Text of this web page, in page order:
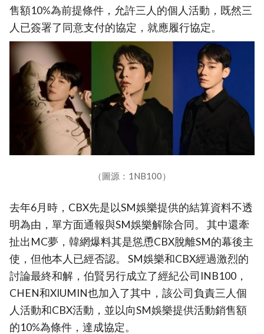
售額10%為前提條件，允許三人的個人活動，既然三
人已簽署了同意支付的協定，就應履行協定。
（圖源：1NB100）
去年6月時，CBX先是以SM娛樂提供的結算資料不透
明為由，單方面通報與SM娛樂解除合同。 其中還牽
扯出MC夢，韓網爆料其是慫恿CBX脫離SM的幕後主
使，但他本人已經否認。 SM娛樂和CBX經過激烈的
討論最終和解，伯賢另行成立了經紀公司INB100，
CHEN和XIUMIN也加入了其中，該公司負責三人個
人活動和CBX活動，並以向SM娛樂提供活動銷售額
的10%為條件，達成協定。